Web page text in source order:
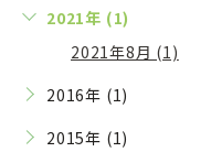
2021年 (1)
2021年8月 (1)
2016年 (1)
2015年 (1)